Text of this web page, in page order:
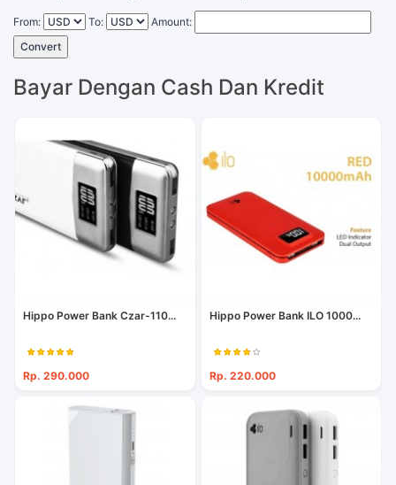
From: To:
Amount:
Convert
Bayar Dengan Cash Dan Kredit
Hippo Power Bank Czar-110...
Rp. 290.000
Hippo Power Bank ILO 1000...
Rp. 220.000